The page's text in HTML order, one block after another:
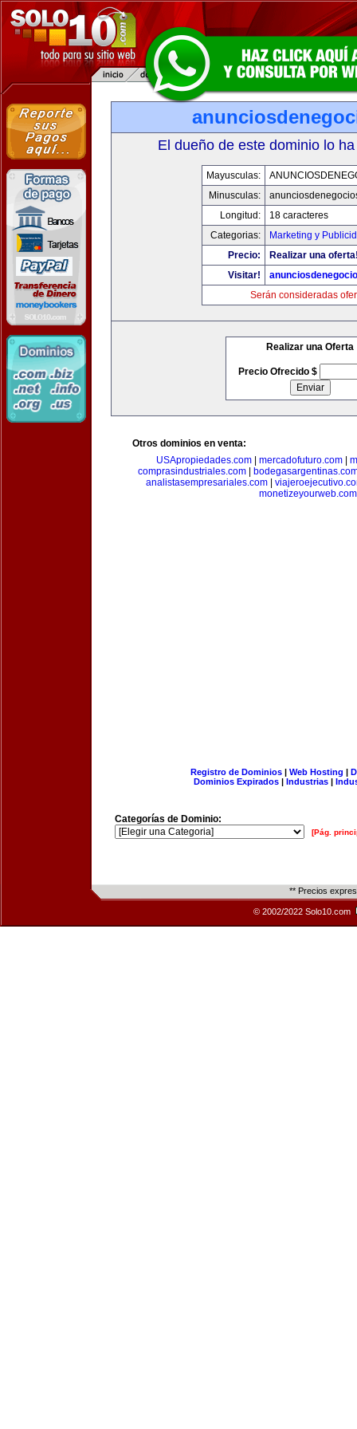
El dueño de este dominio lo
Mayusculas:
Minusculas:
Longitud:
18 caracteres
Categorias:
Marketing y
Precio:
Realizar una
Visitar!
Serán consideradas
Realizar una Oferta
Precio Ofrecido $
Otros dominios en venta:
USApropiedades.com| mercadofuturo.com|
comprasindustriales.com
analistasempresariales.com
monetizeyourweb.com
Registro de Dominios| Web Hosting |
Dominios Expirados | Industrias |
Categorías de Dominio:
[Pág.
** Precios
© 2002/2022 Solo10.com